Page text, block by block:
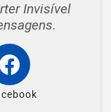
Invisível